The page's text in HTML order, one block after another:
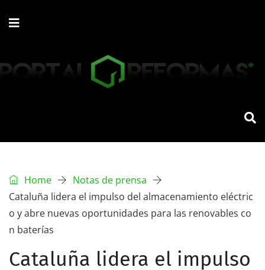
Home
Notas de prensa
Cataluña lidera el impulso del almacenamiento eléctric
o y abre nuevas oportunidades para las renovables co
n baterías
Cataluña lidera el impulso